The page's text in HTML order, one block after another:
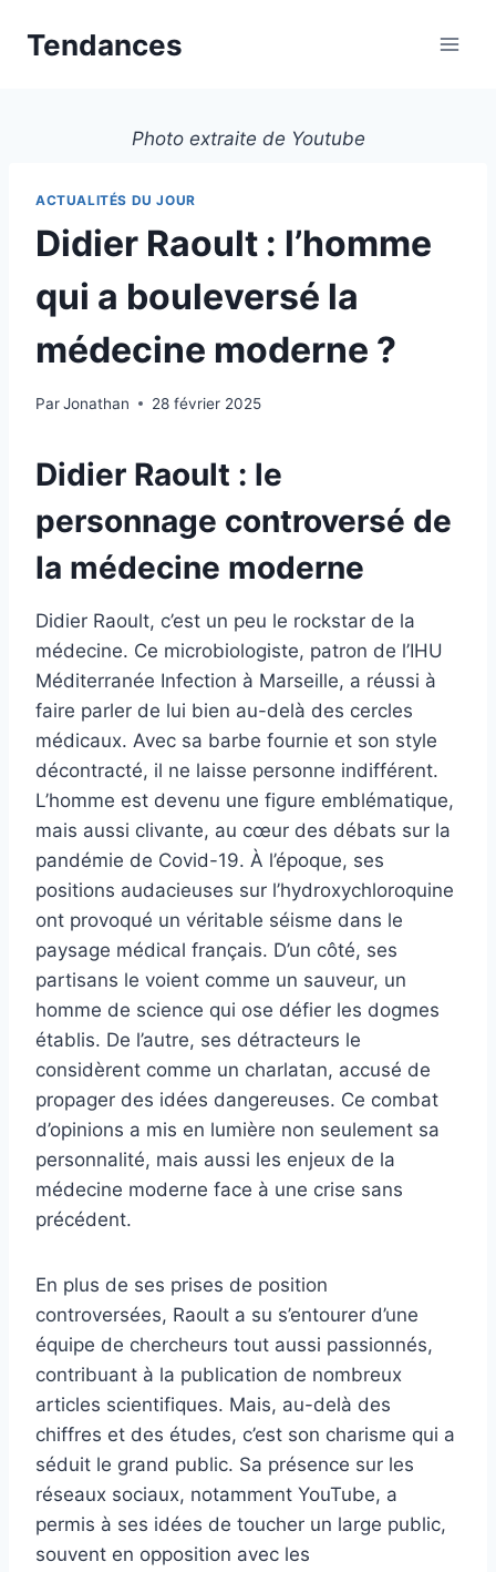
Tendances
Photo extraite de Youtube
ACTUALITÉS DU JOUR
Didier Raoult : l’homme
qui a bouleversé la
médecine moderne ?
ParJonathan 28 février 2025
Didier Raoult : le
personnage controversé de
la médecine moderne
Didier Raoult, c’est un peu le rockstar de la
médecine. Ce microbiologiste, patron de l’IHU
Méditerranée Infection à Marseille, a réussi à
faire parler de lui bien au-delà des cercles
médicaux. Avec sa barbe fournie et son style
décontracté, il ne laisse personne indifférent.
L’homme est devenu une figure emblématique,
mais aussi clivante, au cœur des débats sur la
pandémie de Covid-19. À l’époque, ses
positions audacieuses sur l’hydroxychloroquine
ont provoqué un véritable séisme dans le
paysage médical français. D’un côté, ses
partisans le voient comme un sauveur, un
homme de science qui ose défier les dogmes
établis. De l’autre, ses détracteurs le
considèrent comme un charlatan, accusé de
propager des idées dangereuses. Ce combat
d’opinions a mis en lumière non seulement sa
personnalité, mais aussi les enjeux de la
médecine moderne face à une crise sans
précédent.
En plus de ses prises de position
controversées, Raoult a su s’entourer d’une
équipe de chercheurs tout aussi passionnés,
contribuant à la publication de nombreux
articles scientifiques. Mais, au-delà des
chiffres et des études, c’est son charisme qui a
séduit le grand public. Sa présence sur les
réseaux sociaux, notamment YouTube, a
permis à ses idées de toucher un large public,
souvent en opposition avec les